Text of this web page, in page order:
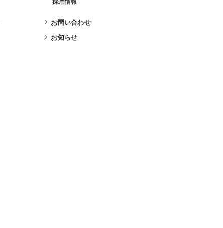
採用情報
お問い合わせ
お知らせ